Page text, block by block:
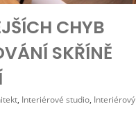
CHYB
SKŘÍNĚ
, Interiérové studio, Interiérový